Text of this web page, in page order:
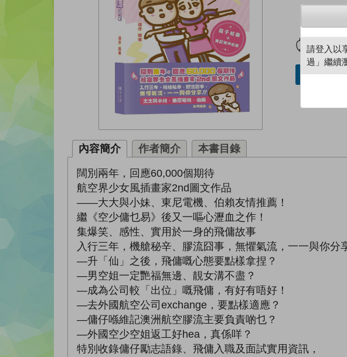
借閱
內容簡介 作者簡介 本書目錄
闊別兩年，回應60,000個期待
航空界少女風插畫家2nd圖文作品
——大大與小妹、東尼電機、伯賴友情推薦！
繼《空少傭乜易》後又一嘔心瀝血之作！
集爆笑、感性、實用於一身的飛傭故事
入行三年，機艙秘辛、膠流囧事，無懼氣流，一一與你分
—升「仙」之後，飛傭嘅心態要點樣拿捏？
—男空姐一定艷福無邊、靚女溝不盡？
—成為公司較「出位」嘅飛傭，有好有唔好！
—去外國航空公司exchange，要點樣適應？
—傭仔喺維記澳洲航空膠流主要負責啲乜？
—外國空少空姐返工好hea，真係咩？
特別收錄傭仔勵志語錄、飛傭入職及面試實用資訊，
請登入以
過」繼續